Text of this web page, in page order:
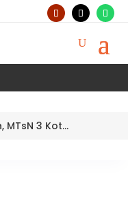
Dua Setengah Tahun Penuh Kesan, MTsN 3 Kota Padang Lepas Pengawas Pembina Dra. Nayusminar Nasrun